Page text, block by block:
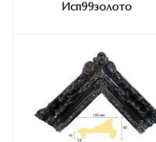
Исп99золото